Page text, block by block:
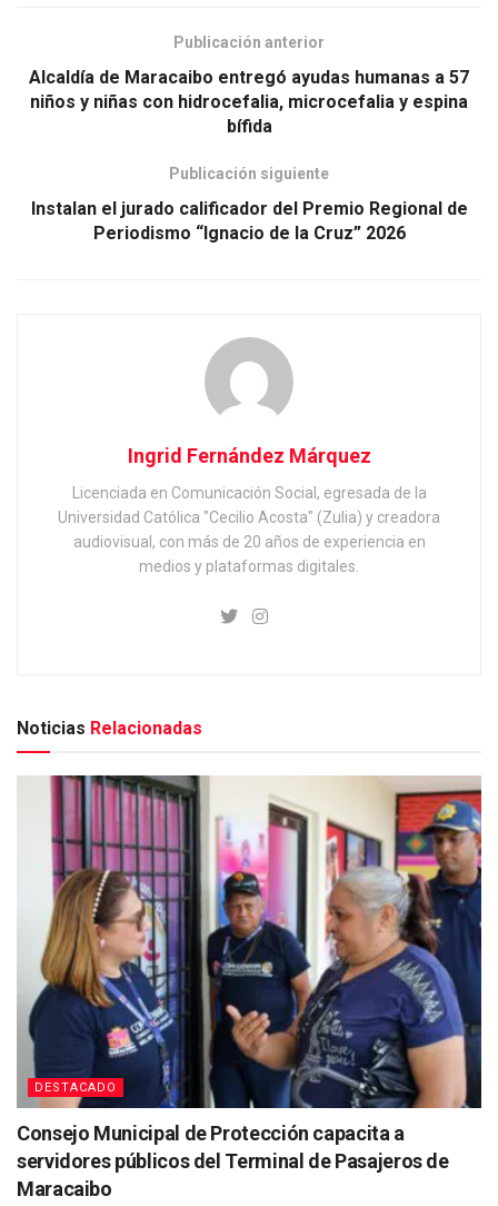
Publicación anterior
Alcaldía de Maracaibo entregó ayudas humanas a 57
niños y niñas con hidrocefalia, microcefalia y espina
bífida
Publicación siguiente
Instalan el jurado calificador del Premio Regional de
Periodismo “Ignacio de la Cruz” 2026
Ingrid Fernández Márquez
Licenciada en Comunicación Social, egresada de la
Universidad Católica "Cecilio Acosta" (Zulia) y creadora
audiovisual, con más de 20 años de experiencia en
medios y plataformas digitales.
Noticias Relacionadas
DESTACADO
Consejo Municipal de Protección capacita a
servidores públicos del Terminal de Pasajeros de
Maracaibo